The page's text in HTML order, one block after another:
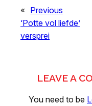
« Previous
‘Potte vol liefde’
versprei
LEAVE A
You need to be